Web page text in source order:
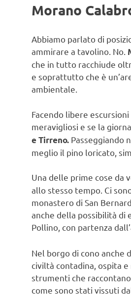
Morano
Abbiamo parlato di
ammirare a tavolino. No.
che in tutto racchiude
e soprattutto che è
ambientale.
Facendo libere
meravigliosi e se la
e Tirreno. Passeggiando
meglio il pino loricato,
Una delle prime cose da
allo stesso tempo. Ci
monastero di San
anche della possibilità di
Pollino, con partenza
Nel borgo di cono anche
civiltà contadina, ospita
strumenti che
come sono stati vissuti